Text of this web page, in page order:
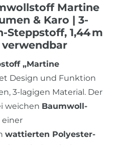
Martine
& Karo | 3-
Steppstoff, 1,44 m
„Martine
Design und Funktion
3-lagigen Material. Der
weichen Baumwoll-
einer
wattierten Polyester-